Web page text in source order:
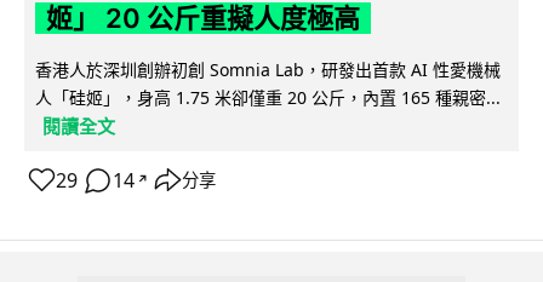
姬」 20 公斤重擬人度極高
香港人於深圳創辦初創 Somnia Lab，研發出首款 AI 性愛機械
人「硅姬」，身高 1.75 米卻僅重 20 公斤，內置 165 種親密...
閱讀全文
29 14 ↗ 分享